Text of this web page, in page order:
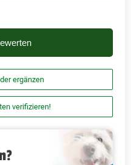
ergänzen
verifizieren!